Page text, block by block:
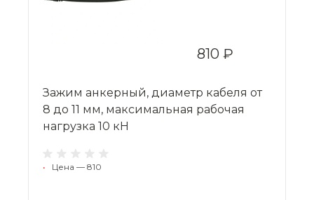
810 ₽
Зажим анкерный, диаметр кабеля от
8 до 11 мм, максимальная рабочая
нагрузка 10 кН
• Цена — 810